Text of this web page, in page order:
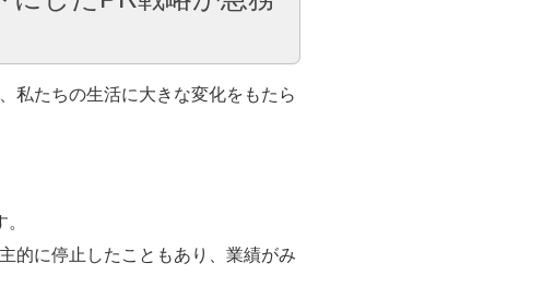
私たちの生活に大きな変化をもたら
的に停止したこともあり、業績がみ